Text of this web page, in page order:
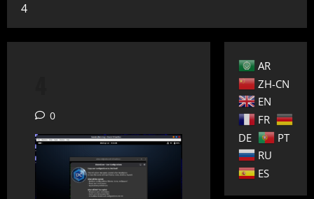
4
0
AR
ZH-CN
EN
FR
DE
PT
RU
ES